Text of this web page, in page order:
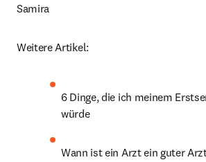
Samira
Weitere Artikel:
6 Dinge, die ich meinem
würde
Wann ist ein Arzt ein guter